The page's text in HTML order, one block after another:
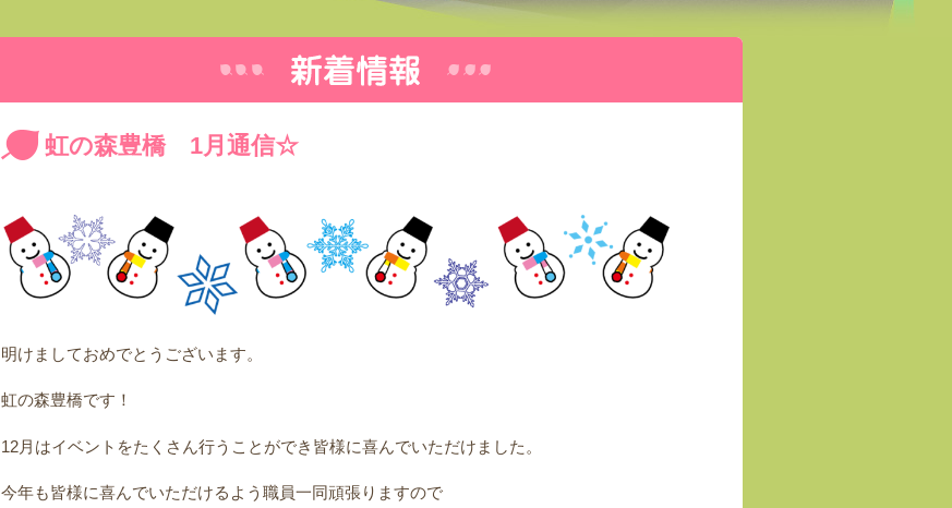
虹の森豊橋 1月通信☆
明けましておめでとうございます。
虹の森豊橋です！
12月はイベントをたくさん行うことができ皆様に喜んでいただけました。
今年も皆様に喜んでいただけるよう職員一同頑張りますので